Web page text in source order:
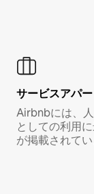
サービスアパ
Airbnbには、
としての利用
が掲載されてい